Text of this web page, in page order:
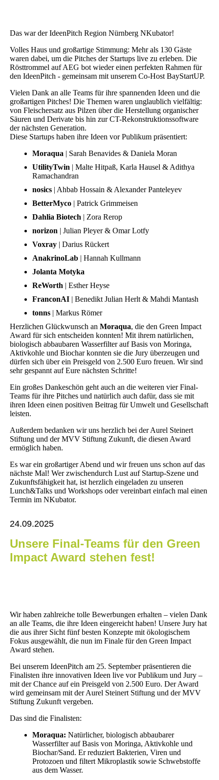
Das war der IdeenPitch Region Nürnberg NKubator!
Volles Haus und großartige Stimmung: Mehr als 130 Gäste
waren dabei, um die Pitches der Startups live zu erleben. Die
Rösttrommel auf AEG bot wieder einen perfekten Rahmen für
den IdeenPitch - gemeinsam mit unserem Co-Host BayStartUP.
Vielen Dank an alle Teams für ihre spannenden Ideen und die
großartigen Pitches! Die Themen waren unglaublich vielfältig:
von Fleischersatz aus Pilzen über die Herstellung organischer
Säuren und Derivate bis hin zur CT-Rekonstruktionssoftware
der nächsten Generation.
Diese Startups haben ihre Ideen vor Publikum präsentiert:
Moraqua | Sarah Benavides & Daniela Moran
UtilityTwin | Malte Hitpaß, Karla Hausel & Adithya
Ramachandran
nosics | Ahbab Hossain & Alexander Panteleyev
BetterMyco | Patrick Grimmeisen
Dahlia Biotech | Zora Rerop
norizon | Julian Pleyer & Omar Lotfy
Voxray | Darius Rückert
AnakrinoLab | Hannah Kullmann
Jolanta Motyka
ReWorth | Esther Heyse
FranconAI | Benedikt Julian Herlt & Mahdi Mantash
tonns | Markus Römer
Herzlichen Glückwunsch an Moraqua, die den Green Impact
Award für sich entscheiden konnten! Mit ihrem natürlichen,
biologisch abbaubaren Wasserfilter auf Basis von Moringa,
Aktivkohle und Biochar konnten sie die Jury überzeugen und
dürfen sich über ein Preisgeld von 2.500 Euro freuen. Wir sind
sehr gespannt auf Eure nächsten Schritte!
Ein großes Dankeschön geht auch an die weiteren vier Final-
Teams für ihre Pitches und natürlich auch dafür, dass sie mit
ihren Ideen einen positiven Beitrag für Umwelt und Gesellschaft
leisten.
Außerdem bedanken wir uns herzlich bei der Aurel Steinert
Stiftung und der MVV Stiftung Zukunft, die diesen Award
ermöglich haben.
Es war ein großartiger Abend und wir freuen uns schon auf das
nächste Mal! Wer zwischendurch Lust auf Startup-Szene und
Zukunftsfähigkeit hat, ist herzlich eingeladen zu unseren
Lunch&Talks und Workshops oder vereinbart einfach mal einen
Termin im NKubator.
24.09.2025
Unsere Final-Teams für den Green
Impact Award stehen fest!
Wir haben zahlreiche tolle Bewerbungen erhalten – vielen Dank
an alle Teams, die ihre Ideen eingereicht haben! Unsere Jury hat
die aus ihrer Sicht fünf besten Konzepte mit ökologischem
Fokus ausgewählt, die nun im Finale für den Green Impact
Award stehen.
Bei unserem IdeenPitch am 25. September präsentieren die
Finalisten ihre innovativen Ideen live vor Publikum und Jury –
mit der Chance auf ein Preisgeld von 2.500 Euro. Der Award
wird gemeinsam mit der Aurel Steinert Stiftung und der MVV
Stiftung Zukunft vergeben.
Das sind die Finalisten:
Moraqua: Natürlicher, biologisch abbaubarer
Wasserfilter auf Basis von Moringa, Aktivkohle und
Biochar/Sand. Er reduziert Bakterien, Viren und
Protozoen und filtert Mikroplastik sowie Schwebstoffe
aus dem Wasser.